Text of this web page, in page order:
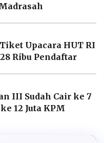
Upacara HUT RI
Ribu Pendaftar
III Sudah Cair ke 7
12 Juta KPM